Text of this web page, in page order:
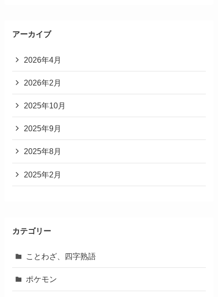
アーカイブ
2026年4月
2026年2月
2025年10月
2025年9月
2025年8月
2025年2月
カテゴリー
ことわざ、四字熟語
ポケモン